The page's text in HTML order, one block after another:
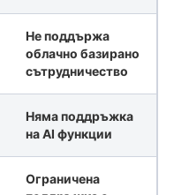
Не поддържа
облачно базирано
сътрудничество
Няма поддръжка
на AI функции
Ограничена